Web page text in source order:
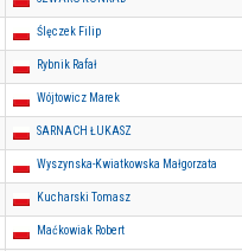
Ślęczek Filip
Rybnik Rafał
Wójtowicz Marek
SARNACH ŁUKASZ
Wyszynska-Kwiatkowska Małgorzata
Kucharski Tomasz
Maćkowiak Robert